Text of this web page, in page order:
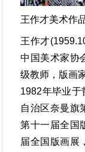
王作才美术作
王作才
中国美术家协
级教师，版画家
1982年毕业于
自治区奈曼旗
第十一届全国
届全国版画展